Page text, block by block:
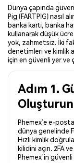
Dünya çapında
Pig (FARTPIG) nasıl
banka kartı, banka
kullanarak düşük
yok, zahmetsiz. İki
denetimleri ve kimlik
için en güvenli yer ve
Adım 1.
Oluşturun
Phemex’e e-
dünya genelinde
Hızlı kimlik
kilidini açın. 2FA
Phemex’in